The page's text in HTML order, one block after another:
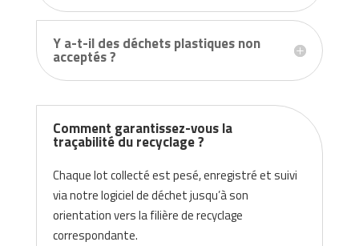
Y a-t-il des déchets plastiques non
acceptés ?
Comment garantissez-vous la
traçabilité du recyclage ?
Chaque lot collecté est pesé, enregistré et suivi
via notre logiciel de déchet jusqu’à son
orientation vers la filière de recyclage
correspondante.